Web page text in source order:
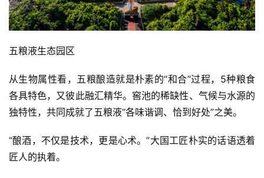
五粮液生态园区
从生物属性看，五粮酿造就是朴素的“和合”过程，5种粮食
各具特色，又彼此融汇精华。窖池的稀缺性、气候与水源的
独特性，共同成就了五粮液“各味谐调、恰到好处”之美。
“酿酒，不仅是技术，更是心术。”大国工匠朴实的话语透着
匠人的执着。